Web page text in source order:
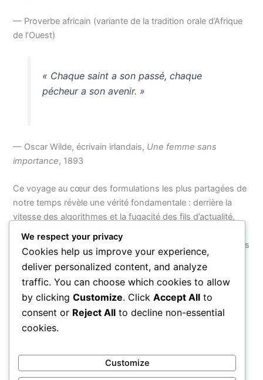
— Proverbe africain (variante de la tradition orale d’Afrique
de l’Ouest)
« Chaque saint a son passé, chaque
pécheur a son avenir. »
— Oscar Wilde, écrivain irlandais, Une femme sans
importance, 1893
Ce voyage au cœur des formulations les plus partagées de
notre temps révèle une vérité fondamentale : derrière la
vitesse des algorithmes et la fugacité des fils d’actualité,
c’est toujours la sagesse ancienne et universelle qui
rassemble et perdure. Ces mots traversent les siècles et les
cultures parce qu’ils expriment ce que chaque être humain,
partout dans le monde, ressent un jour dans sa chair — la
quête de sens, l’aspiration à l’amour et la nécessité de se
relever — preuve que la sagesse, quelle que soit l’époque,
parle toujours la même langue.
PRÉCÉDENT SUIVANT
We respect your privacy
Cookies help us improve your experience,
deliver personalized content, and analyze
traffic. You can choose which cookies to allow
by clicking Customize. Click Accept All to
consent or Reject All to decline non-essential
cookies.
Customize